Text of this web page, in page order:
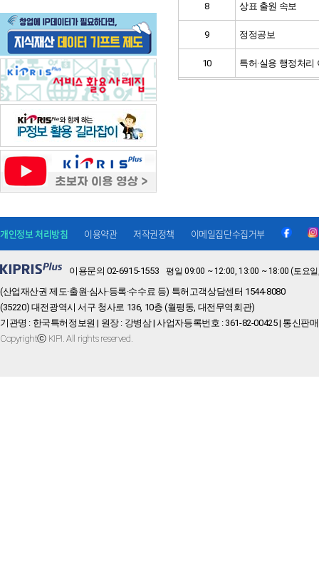
8 상표 출원 속보
9 정정공보
10 특허·실용 행정처리
이용문의 02-6915-1553 평일 09:00 ~ 12:00, 13:00 ~ 18:00 (토요
(산업재산권 제도·출원·심사·등록·수수료 등) 특허고객상담센터 1544-8080
(35220) 대전광역시 서구 청사로 136, 10층 (월평동, 대전무역회관)
기관명 : 한국특허정보원 | 원장 : 강병삼 | 사업자등록번호 : 361-82-00425 | 통신판
Copyrightⓒ KIPI. All rights reserved.
개인정보 처리방침 이용약관 저작권정책 이메일집단수집거부